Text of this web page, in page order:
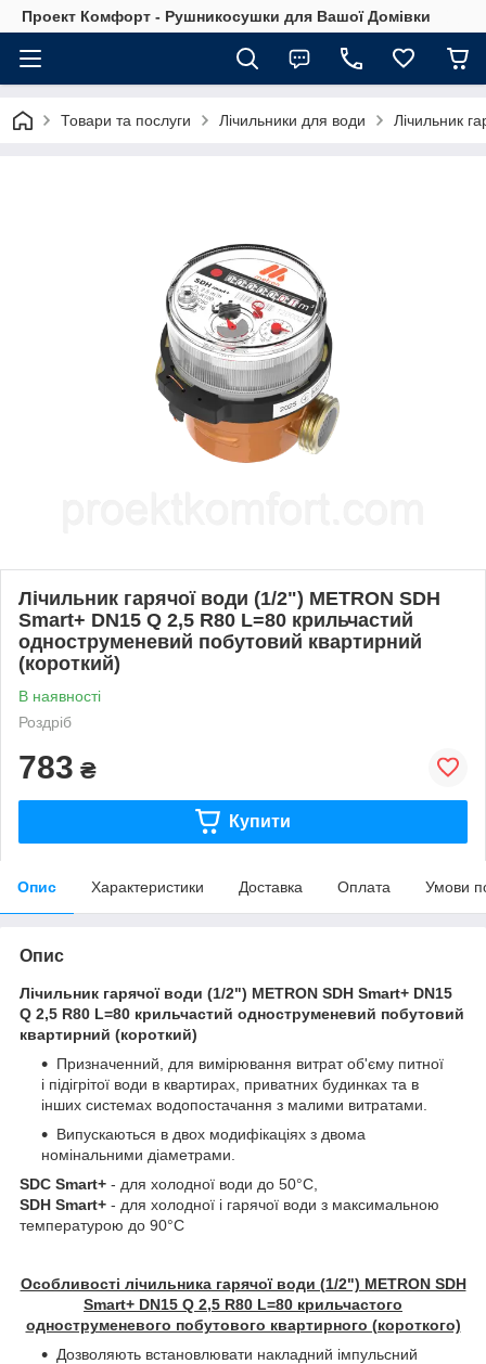
Проект Комфорт - Рушникосушки для Вашої Домівки
Товари та послуги Лічильники для води Лічильник
Лічильник гарячої води (1/2") METRON SDH
Smart+ DN15 Q 2,5 R80 L=80 крильчастий
одноструменевий побутовий квартирний
(короткий)
В наявності
Роздріб
783 ₴
Купити
Опис Характеристики Доставка Оплата Умови
Опис
Лічильник гарячої води (1/2") METRON SDH Smart+ DN15
Q 2,5 R80 L=80 крильчастий одноструменевий побутовий
квартирний (короткий)
Призначенний, для вимірювання витрат об'єму питної
і підігрітої води в квартирах, приватних будинках та в
інших системах водопостачання з малими витратами.
Випускаються в двох модифікаціях з двома
номінальними діаметрами.
SDC Smart+ - для холодної води до 50°С,
SDH Smart+ - для холодної і гарячої води з максимальною
температурою до 90°С
Особливості лічильника гарячої води (1/2") METRON SDH
Smart+ DN15 Q 2,5 R80 L=80 крильчастого
одноструменевого побутового квартирного (короткого)
Дозволяють встановлювати накладний імпульсний